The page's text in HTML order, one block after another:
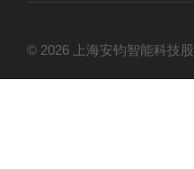
© 2026 上海安钧智能科技